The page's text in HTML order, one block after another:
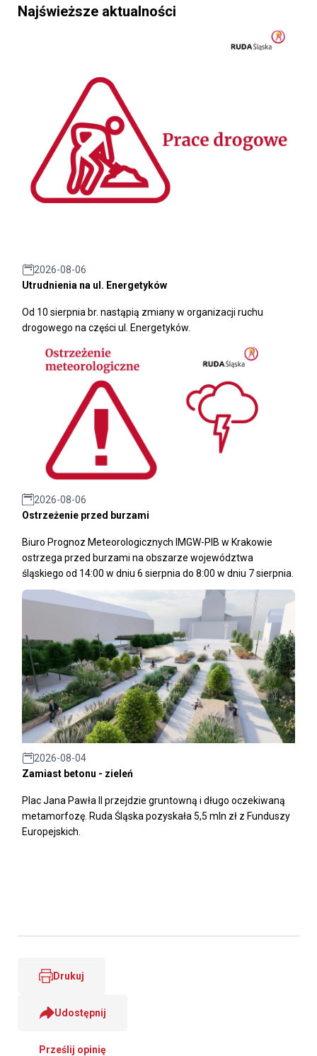
Najświeższe aktualności
2026-08-06
Utrudnienia na ul. Energetyków
Od 10 sierpnia br. nastąpią zmiany w organizacji ruchu
drogowego na części ul. Energetyków.
2026-08-06
Ostrzeżenie przed burzami
Biuro Prognoz Meteorologicznych IMGW-PIB w Krakowie
ostrzega przed burzami na obszarze województwa
śląskiego od 14:00 w dniu 6 sierpnia do 8:00 w dniu 7 sierpnia.
2026-08-04
Zamiast betonu - zieleń
Plac Jana Pawła II przejdzie gruntowną i długo oczekiwaną
metamorfozę. Ruda Śląska pozyskała 5,5 mln zł z Funduszy
Europejskich.
Drukuj
Udostępnij
Prześlij opinię